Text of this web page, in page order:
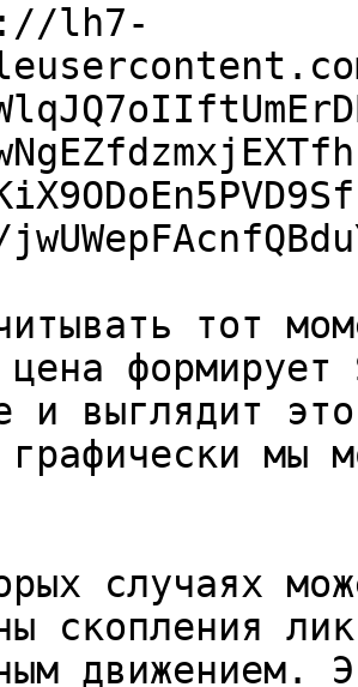
lh7-
тот
цена формирует
и выглядит
мы
случаях
скопления
движением.